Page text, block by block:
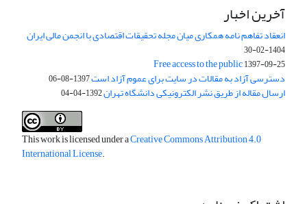
آخرین اخبار
انعقاد تفاهم نامه همکاری میان مجله تحقیقات اقتصادی با انجمن مالی ایران
1404-02-30
Free access to the public1397-09-25
دسترسی آزاد به مقالات در سایت برای عموم آزاد است1397-08-06
ارسال مقاله از طریق نشر الکترونیکی دانشگاه تهران1392-04-04
This work is licensed under aCreative Commons Attribution 4.0
International License.